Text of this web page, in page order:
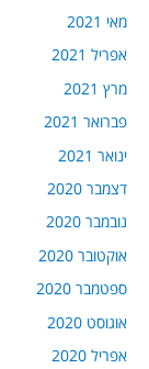
מאי 2021
אפריל 2021
מרץ 2021
פברואר 2021
ינואר 2021
דצמבר 2020
נובמבר 2020
אוקטובר 2020
ספטמבר 2020
אוגוסט 2020
אפריל 2020